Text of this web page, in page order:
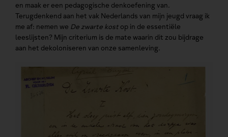
en maak er een pedagogische denkoefening van.
Terugdenkend aan het vak Nederlands van mijn jeugd vraag ik
me af: nemen we De zwarte kost op in de essentiële
leeslijsten? Mijn criterium is de mate waarin dit zou bijdrage
aan het dekoloniseren van onze samenleving.